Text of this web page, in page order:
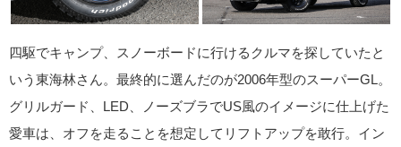
四駆でキャンプ、スノーボードに行けるクルマを探していたと
いう東海林さん。最終的に選んだのが2006年型のスーパーGL。
グリルガード、LED、ノーズブラでUS風のイメージに仕上げた
愛車は、オフを走ることを想定してリフトアップを敢行。イン